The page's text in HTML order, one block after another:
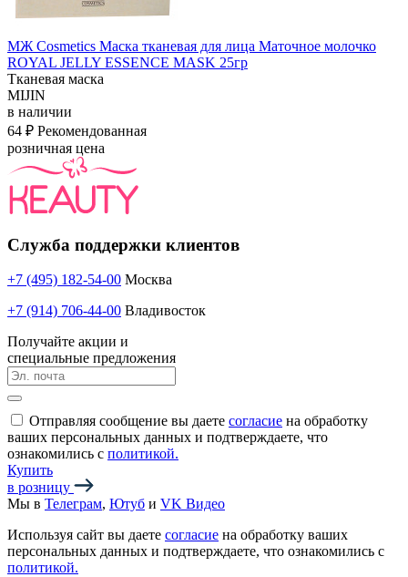
МЖ Cosmetics Маска тканевая для лица Маточное молочко
ROYAL JELLY ESSENCE MASK 25гр
Тканевая маска
MIJIN
в наличии
64 ₽ Рекомендованная
розничная цена
Служба поддержки клиентов
+7 (495) 182-54-00 Москва
+7 (914) 706-44-00 Владивосток
Получайте акции и
специальные предложения
Отправляя сообщение вы даете согласие на обработку
ваших персональных данных и подтверждаете, что
ознакомились с политикой.
Купить
в розницу
Мы в Телеграм, Ютуб и VK Видео
Используя сайт вы даете согласие на обработку ваших
персональных данных и подтверждаете, что ознакомились с
политикой.